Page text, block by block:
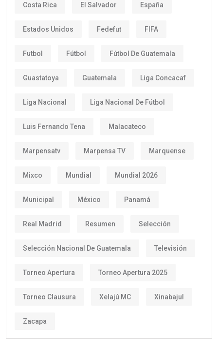
Costa Rica El Salvador España
Estados Unidos Fedefut FIFA
Futbol Fútbol Fútbol De Guatemala
Guastatoya Guatemala Liga Concacaf
Liga Nacional Liga Nacional De Fútbol
Luis Fernando Tena Malacateco
Marpensatv Marpensa TV Marquense
Mixco Mundial Mundial 2026
Municipal México Panamá
Real Madrid Resumen Selección
Selección Nacional De Guatemala Televisión
Torneo Apertura Torneo Apertura 2025
Torneo Clausura Xelajú MC Xinabajul
Zacapa